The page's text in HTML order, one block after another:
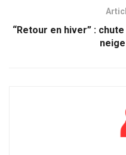
“Retour en hiver” :